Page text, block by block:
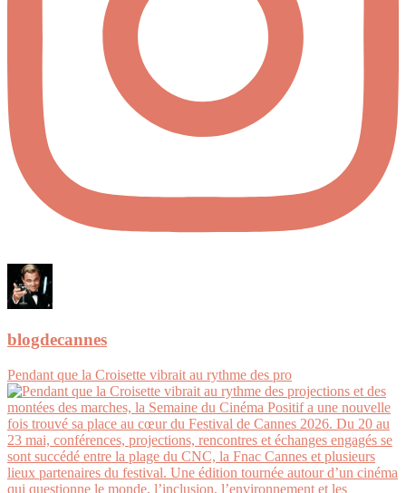
blogdecannes
Pendant que la Croisette vibrait au rythme des pro